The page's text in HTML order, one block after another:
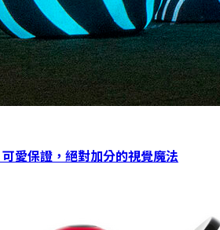
愛保證，絕對加分的視覺魔法